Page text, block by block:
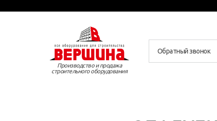
Производство и продажа
строительного оборудования
Обратный звонок